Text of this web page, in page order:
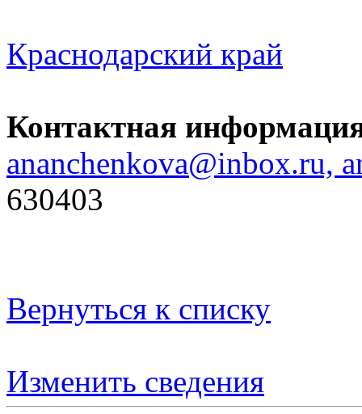
Краснодарский край
Контактная
ananchenkova@inbox.ru,
630403
Вернуться к списку
Изменить сведения